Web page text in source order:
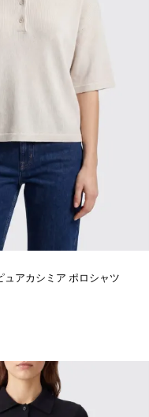
ュアカシミア ポロシャツ